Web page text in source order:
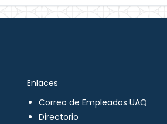
Enlaces
Correo de Empleados UAQ
Directorio